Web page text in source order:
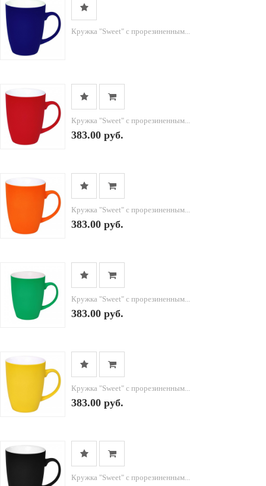
Кружка "Sweet" с прорезиненным...
Кружка "Sweet" с прорезиненным...
383.00 руб.
Кружка "Sweet" с прорезиненным...
383.00 руб.
Кружка "Sweet" с прорезиненным...
383.00 руб.
Кружка "Sweet" с прорезиненным...
383.00 руб.
Кружка "Sweet" с прорезиненным...